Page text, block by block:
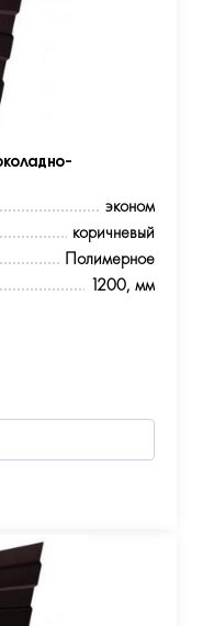
эконом
коричневый
Полимерное
1200, мм